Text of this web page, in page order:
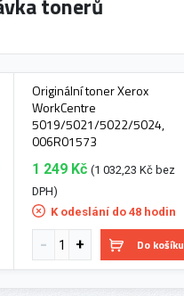
Originální toner Xerox
WorkCentre
5019/5021/5022/5024,
006R01573
1 249 Kč (1 032,23 Kč bez
DPH)
K odeslání do 48 hodin
Do košíku